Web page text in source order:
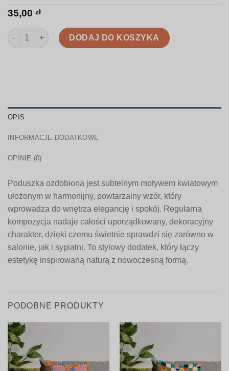
35,00 zł
ilość Poduszka | Dekoracyjne kwiaty w regularnej siatce | R004
DODAJ DO KOSZYKA
OPIS
INFORMACJE DODATKOWE
OPINIE (0)
Poduszka ozdobiona jest subtelnym motywem kwiatowym
ułożonym w harmonijny, powtarzalny wzór, który
wprowadza do wnętrza elegancję i spokój. Regularna
kompozycja nadaje całości uporządkowany, dekoracyjny
charakter, dzięki czemu świetnie sprawdzi się zarówno w
salonie, jak i sypialni. To stylowy dodatek, który łączy
estetykę inspirowaną naturą z nowoczesną formą.
PODOBNE PRODUKTY